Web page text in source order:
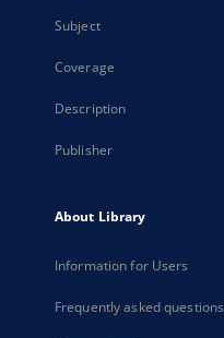
Subject
Coverage
Description
Publisher
About Library
Information for Users
Frequently asked questions